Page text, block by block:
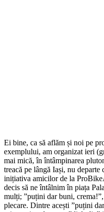
Ei bine, ca să aflăm și noi pe
exemplului, am organizat ieri
mai mică, în întâmpinarea
treacă pe lângă Iași, nu departe
inițiativa amicilor de la
decis să ne întâlnim în piața
mulți; ”puțini dar buni,
plecare. Dintre acești ”puțini